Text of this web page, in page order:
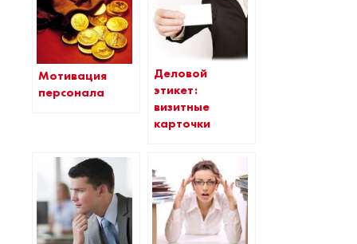
Мотивация
персонала
Деловой
этикет:
визитные
карточки